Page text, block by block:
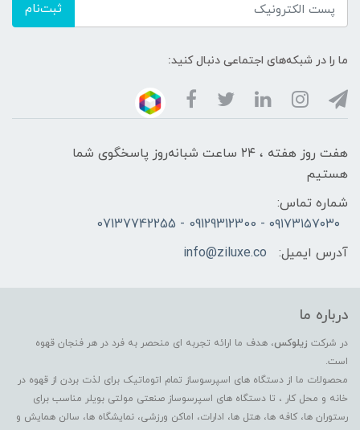
ثبت‌نام
ما را در شبکه‌های اجتماعی دنبال کنید:
هفت روز هفته ، ۲۴ ساعت شبانه‌روز پاسخگوی شما
هستیم
شماره تماس:
۰۹۱۷۳۱۵۷۰۳۰ - 09129312300 - 07137742255
آدرس ایمیل:
info@ziluxe.co
درباره ما
در شرکت زیلوکس، هدف ما ارائه تجربه ای منحصر به فرد در هر فنجان قهوه
است.
محصولات ما از دستگاه های اسپرسوساز تمام اتوماتیک برای لذت بردن از قهوه در
خانه و محل کار ، تا دستگاه های اسپرسوساز صنعتی مولتی بویلر مناسب برای
رستوران ها، کافه ها، هتل ها، ادارات، اماکن ورزشی، نمایشگاه ها، سالن همایش و